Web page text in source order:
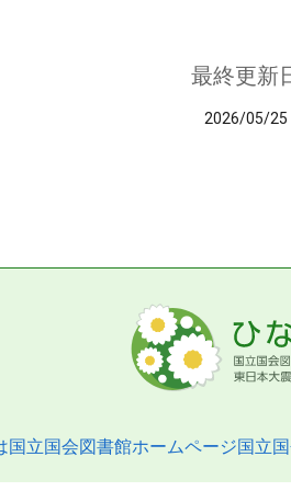
最終更新
2026/05/25
国立国会図書館ホームページ国立